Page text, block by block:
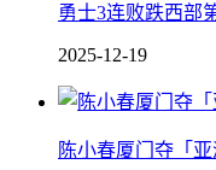
勇士3连败跌西部
2025-12-19
陈小春厦门夺「